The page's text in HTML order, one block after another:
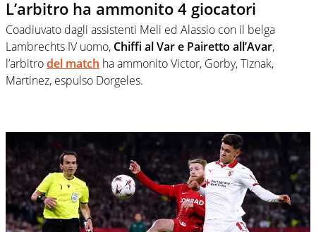
L’arbitro ha ammonito 4 giocatori
Coadiuvato dagli assistenti Meli ed Alassio con il belga
Lambrechts IV uomo, Chiffi al Var e Pairetto all’Avar,
l’arbitrodel match ha ammonito Victor, Gorby, Tiznak,
Martinez, espulso Dorgeles.